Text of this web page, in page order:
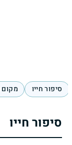
סיפור חייו מקום
סיפור חייו